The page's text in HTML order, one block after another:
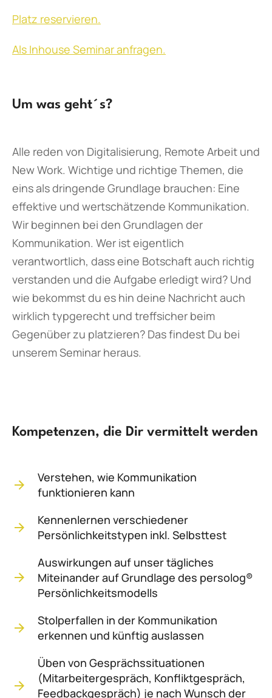
Um was geht´s?
Alle reden von Digitalisierung, Remote Arbeit und
New Work. Wichtige und richtige Themen, die
eins als dringende Grundlage brauchen: Eine
effektive und wertschätzende Kommunikation.
Wir beginnen bei den Grundlagen der
Kommunikation. Wer ist eigentlich
verantwortlich, dass eine Botschaft auch richtig
verstanden und die Aufgabe erledigt wird? Und
wie bekommst du es hin deine Nachricht auch
wirklich typgerecht und treffsicher beim
Gegenüber zu platzieren? Das findest Du bei
unserem Seminar heraus.
Kompetenzen, die Dir vermittelt werden
Verstehen, wie Kommunikation
funktionieren kann
Kennenlernen verschiedener
Persönlichkeitstypen inkl. Selbsttest
Auswirkungen auf unser tägliches
Miteinander auf Grundlage des persolog®
Persönlichkeitsmodells
Stolperfallen in der Kommunikation
erkennen und künftig auslassen
Üben von Gesprächssituationen
(Mitarbeitergespräch, Konfliktgespräch,
Feedbackgespräch) je nach Wunsch der
Platz reservieren.
Als Inhouse Seminar anfragen.